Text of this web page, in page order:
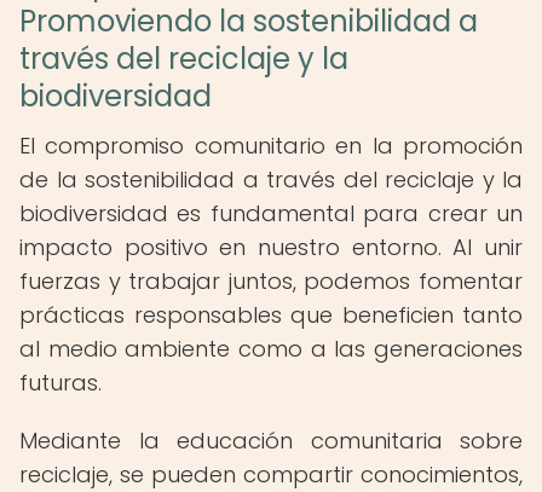
Promoviendo la sostenibilidad a
través del reciclaje y la
biodiversidad
El compromiso comunitario en la promoción
de la sostenibilidad a través del reciclaje y la
biodiversidad es fundamental para crear un
impacto positivo en nuestro entorno. Al unir
fuerzas y trabajar juntos, podemos fomentar
prácticas responsables que beneficien tanto
al medio ambiente como a las generaciones
futuras.
Mediante la educación comunitaria sobre
reciclaje, se pueden compartir conocimientos,